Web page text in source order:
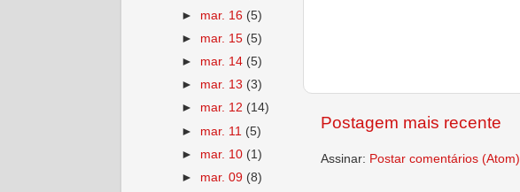
Postagem mais recente
Assinar: Postar comentários (Atom)
► mar. 16 (5)
► mar. 15 (5)
► mar. 14 (5)
► mar. 13 (3)
► mar. 12 (14)
► mar. 11 (5)
► mar. 10 (1)
► mar. 09 (8)